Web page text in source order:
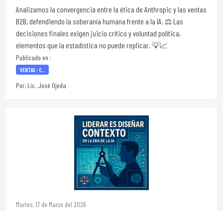
Analizamos la convergencia entre la ética de Anthropic y las ventas
B2B, defendiendo la soberanía humana frente a la IA. ⚖️ Las
decisiones finales exigen juicio crítico y voluntad política,
elementos que la estadística no puede replicar. 💡📈
Publicado en :
VENTAS - C...
Por: Lic. José Ojeda
Martes, 17 de Marzo del 2026